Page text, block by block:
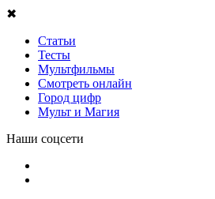
✖
Статьи
Тесты
Мультфильмы
Смотреть онлайн
Город цифр
Мульт и Магия
Наши соцсети